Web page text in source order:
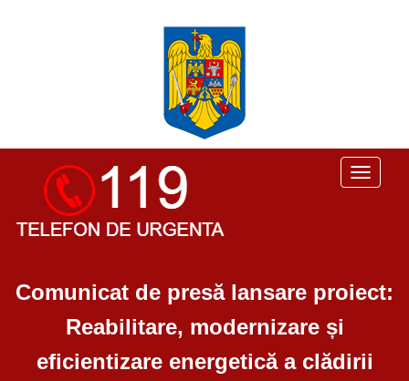
Toggle
Comunicat de presă lansare proiect:
Reabilitare, modernizare și
eficientizare energetică a clădirii